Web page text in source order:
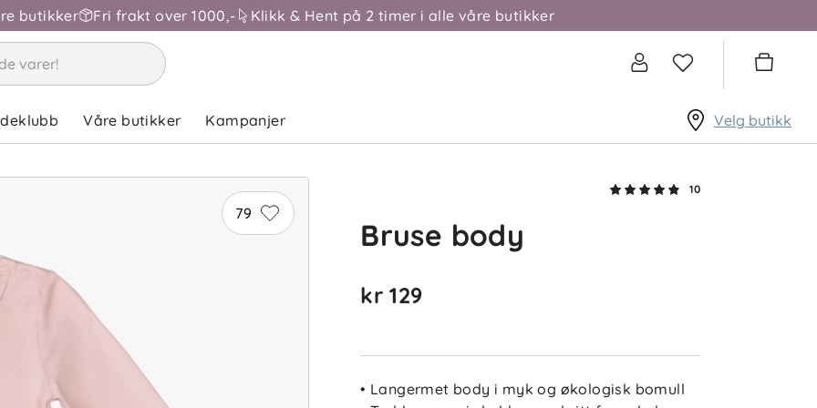
butikker Fri frakt over 1000,- Klikk & Hent på 2 timer i alle våre butikker
Våre butikker Kampanjer Velg butikk
79
10
Bruse body
kr 129
• Langermet body i myk og økologisk bomull
1 måned siden
2 måneder siden